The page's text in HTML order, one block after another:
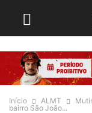
Início ALMT
bairro São João...